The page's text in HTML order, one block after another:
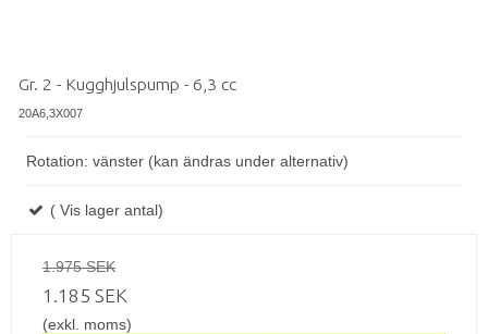
Gr. 2 - Kugghjulspump - 6,3 cc
20A6,3X007
Rotation: vänster (kan ändras under alternativ)
( Vis lager antal)
1.975 SEK
1.185 SEK
(exkl. moms)